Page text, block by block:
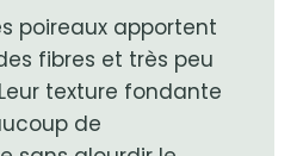
poireaux apportent
fibres et très peu
texture fondante
de